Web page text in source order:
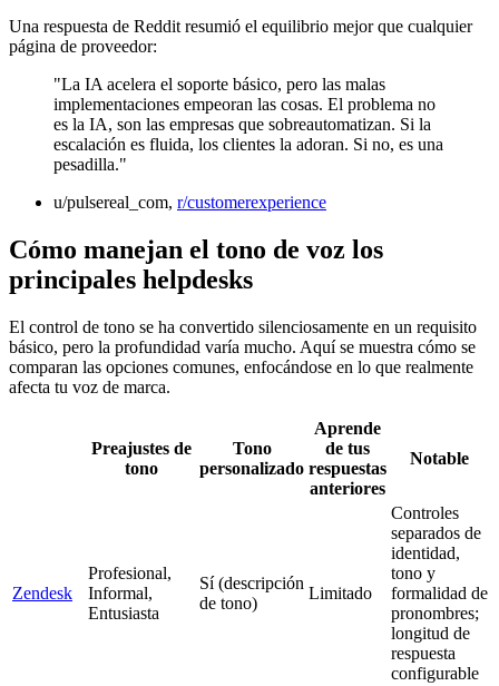
Una respuesta de Reddit resumió el equilibrio mejor que cualquier
página de proveedor:
"La IA acelera el soporte básico, pero las malas
implementaciones empeoran las cosas. El problema no
es la IA, son las empresas que sobreautomatizan. Si la
escalación es fluida, los clientes la adoran. Si no, es una
pesadilla."
u/pulsereal_com, r/customerexperience
Cómo manejan el tono de voz los
principales helpdesks
El control de tono se ha convertido silenciosamente en un requisito
básico, pero la profundidad varía mucho. Aquí se muestra cómo se
comparan las opciones comunes, enfocándose en lo que realmente
afecta tu voz de marca.
Preajustes de
tono
Tono
personalizado
Aprende
de tus
respuestas
anteriores
Notable
Zendesk
Profesional,
Informal,
Entusiasta
Sí (descripción
de tono)
Limitado
Controles
separados de
identidad,
tono y
formalidad de
pronombres;
longitud de
respuesta
configurable